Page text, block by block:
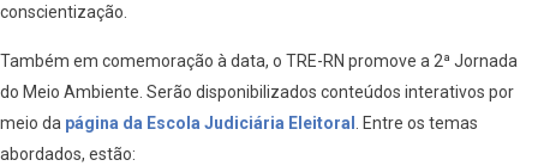
conscientização.
Também em comemoração à data, o TRE-RN promove a 2ª Jornada
do Meio Ambiente. Serão disponibilizados conteúdos interativos por
meio da página da Escola Judiciária Eleitoral
. Entre os temas
abordados, estão: